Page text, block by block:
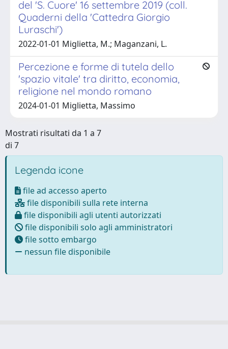
del 'S. Cuore' 16 settembre 2019 (coll.
Quaderni della 'Cattedra Giorgio
Luraschi')
2022-01-01 Miglietta, M.; Maganzani, L.
Percezione e forme di tutela dello
'spazio vitale' tra diritto, economia,
religione nel mondo romano
2024-01-01 Miglietta, Massimo
Mostrati risultati da 1 a 7
di 7
Legenda icone
file ad accesso aperto
file disponibili sulla rete interna
file disponibili agli utenti autorizzati
file disponibili solo agli amministratori
file sotto embargo
nessun file disponibile